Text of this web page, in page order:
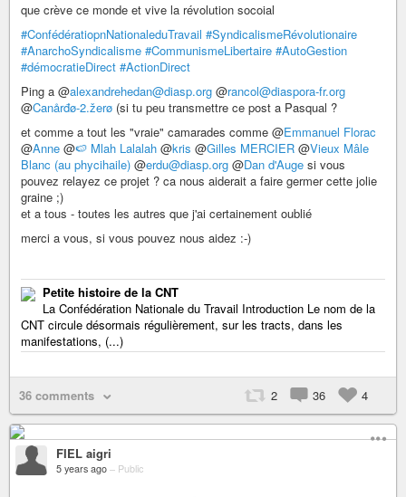
que crève ce monde et vive la révolution socoial
#ConfédératiopnNationaleduTravail #SyndicalismeRévolutionaire
#AnarchoSyndicalisme #CommunismeLibertaire #AutoGestion
#démocratieDirect #ActionDirect
Ping a @alexandrehedan@diasp.org @rancol@diaspora-fr.org
@Canårđø-2.žerø (si tu peu transmettre ce post a Pasqual ?
et comme a tout les "vraie" camarades comme @Emmanuel Florac
@Anne @🍉 Mlah Lalalah @kris @Gilles MERCIER @Vieux Mâle
Blanc (au phycihaile) @erdu@diasp.org @Dan d'Auge si vous
pouvez relayez ce projet ? ca nous aiderait a faire germer cette jolie
graine ;)
et a tous - toutes les autres que j'ai certainement oublié
merci a vous, si vous pouvez nous aidez :-)
Petite histoire de la CNT
La Confédération Nationale du Travail Introduction Le nom de la
CNT circule désormais régulièrement, sur les tracts, dans les
manifestations, (...)
36 comments 2 36 4
FIEL aigri
5 years ago – Public